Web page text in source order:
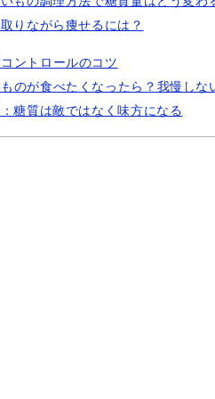
りながら痩せるには？
ントロールのコツ
のが食べたくなったら？我慢しな
糖質は敵ではなく味方になる